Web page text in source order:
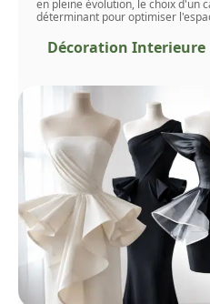
en pleine évolution, le choix d'un
déterminant pour optimiser
Décoration Interieure